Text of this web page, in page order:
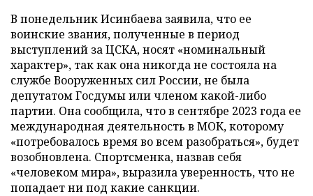
В понедельник Исинбаева заявила, что ее
воинские звания, полученные в период
выступлений за ЦСКА, носят «номинальный
характер», так как она никогда не состояла на
службе Вооруженных сил России, не была
депутатом Госдумы или членом какой-либо
партии. Она сообщила, что в сентябре 2023 года ее
международная деятельность в МОК, которому
«потребовалось время во всем разобраться», будет
возобновлена. Спортсменка, назвав себя
«человеком мира», выразила уверенность, что не
попадает ни под какие санкции.